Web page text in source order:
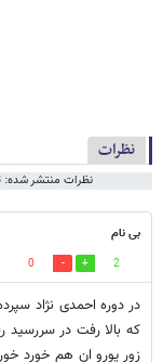
نظرات
نظرات منتشر شده: 3
بی نام
2
0
در دوره احمدی نژاد
که بالا رفت در سررسید
زور یورو ان هم خورد